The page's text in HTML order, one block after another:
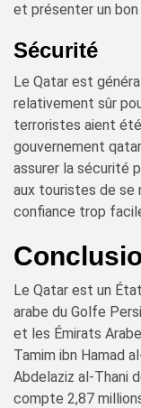
et présenter un
Sécurité
Le Qatar est
relativement sûr
terroristes aient
gouvernement
assurer la sécurité
aux touristes de se
confiance trop
Le Qatar est un
arabe du Golfe
et les Émirats
Tamim ibn Hamad
Abdelaziz al-Thani
compte 2,87